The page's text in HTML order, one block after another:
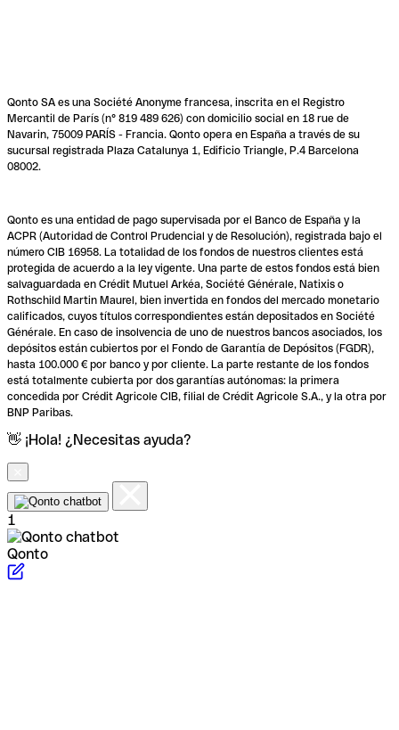
Qonto SA es una Société Anonyme francesa, inscrita en el Registro
Mercantil de París (n° 819 489 626) con domicilio social en 18 rue de
Navarin, 75009 PARÍS - Francia. Qonto opera en España a través de su
sucursal registrada Plaza Catalunya 1, Edificio Triangle, P.4 Barcelona
08002.
Qonto es una entidad de pago supervisada por el Banco de España y la
ACPR (Autoridad de Control Prudencial y de Resolución), registrada bajo el
número CIB 16958. La totalidad de los fondos de nuestros clientes está
protegida de acuerdo a la ley vigente. Una parte de estos fondos está bien
salvaguardada en Crédit Mutuel Arkéa, Société Générale, Natixis o
Rothschild Martin Maurel, bien invertida en fondos del mercado monetario
calificados, cuyos títulos correspondientes están depositados en Société
Générale. En caso de insolvencia de uno de nuestros bancos asociados, los
depósitos están cubiertos por el Fondo de Garantía de Depósitos (FGDR),
hasta 100.000 € por banco y por cliente. La parte restante de los fondos
está totalmente cubierta por dos garantías autónomas: la primera
concedida por Crédit Agricole CIB, filial de Crédit Agricole S.A., y la otra por
BNP Paribas.
👋 ¡Hola! ¿Necesitas ayuda?
1
Qonto